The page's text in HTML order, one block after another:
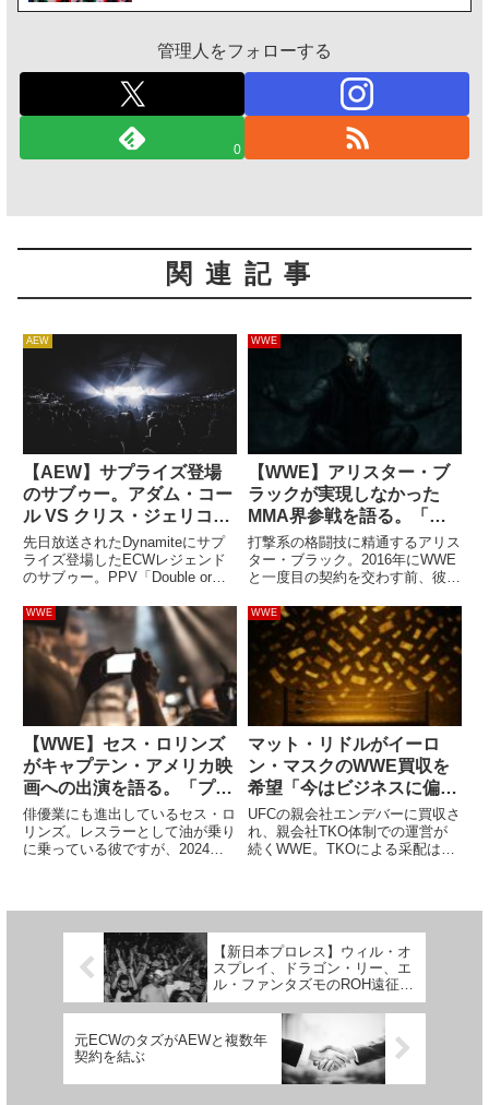
管理人をフォローする
0
関連記事
AEW
【AEW】サプライズ登場
のサブゥー。アダム・コー
ル VS クリス・ジェリコ戦
への参加を前に「俺はまだ
引退してないぞ」
先日放送されたDynamiteにサプ
ライズ登場したECWレジェンド
のサブゥー。PPV「Double or
ールとクリス・ジェリコの非公式
マッチにおいて、彼はコール側の
陣営として参加します。58歳。
健康面も...
WWE
【WWE】アリスター・ブ
ラックが実現しなかった
MMA界参戦を語る。「そ
のスポーツに失礼だと思っ
た。俺のせいで、誰かのチ
ャンスが奪われる」
打撃系の格闘技に精通するアリス
ター・ブラック。2016年にWWE
と一度目の契約を交わす前、彼は
進出も選択肢の一つに入っていた
そうです。キックボクシングや
MMAはもちろん、ムエタイなど
の経験も持つ彼なら、プロレス...
WWE
【WWE】セス・ロリンズ
がキャプテン・アメリカ映
画への出演を語る。「プロ
レス以外の仕事は緊張する
よ」
俳優業にも進出しているセス・ロ
リンズ。レスラーとして油が乗り
に乗っている彼ですが、2024年7
WWE
マット・リドルがイーロ
ン・マスクのWWE買収を
希望「今はビジネスに偏り
すぎ。彼ならうまくやる」
UFCの親会社エンデバーに買収さ
れ、親会社TKO体制での運営が
続くWWE。TKOによる采配は
す。ファンからは「ビジネス的...
【新日本プロレス】ウィル・オ
スプレイ、ドラゴン・リー、エ
ル・ファンタズモのROH遠征が
決定。オスプレイは約1年半ぶ
り、ファンタズモは初
元ECWのタズがAEWと複数年
契約を結ぶ